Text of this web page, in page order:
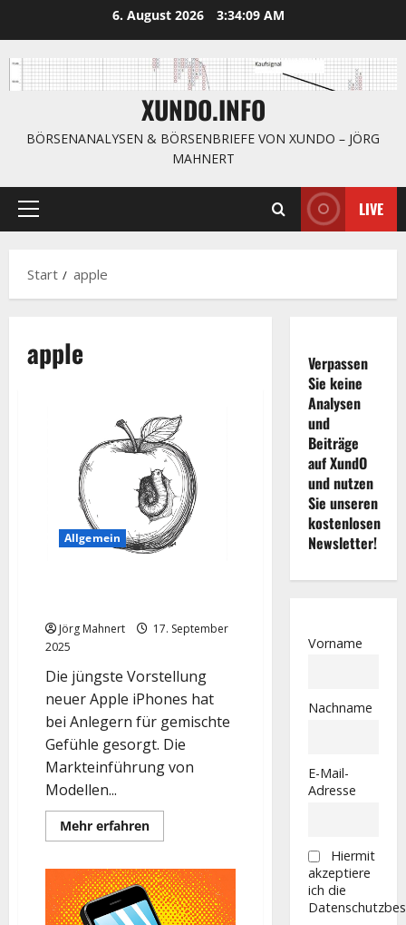
springen
6. August 2026 3:34:10 AM
XUNDO.INFO
BÖRSENANALYSEN & BÖRSENBRIEFE VON XUNDO – JÖRG
MAHNERT
Primäres
LIVE
Start apple
apple
Allgemein
Jörg Mahnert
17. September
2025
Die jüngste Vorstellung
neuer Apple iPhones hat
bei Anlegern für gemischte
Gefühle gesorgt. Die
Markteinführung von
Modellen...
Mehr erfahrenMehr
Informationen
Aktie:
Enttäuschung
bei
iPhone-
Verpassen
Sie keine
Analysen
und
Beiträge
auf XundO
und nutzen
Sie unseren
kostenlosen
Newsletter!
Vorname
Nachname
E-Mail-
Adresse
Hiermit
akzeptiere
ich die